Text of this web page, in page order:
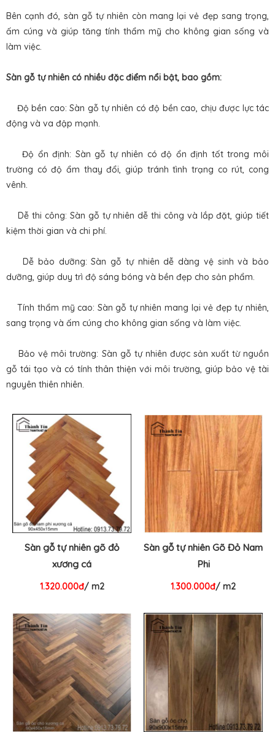
Bên cạnh đó, sàn gỗ tự nhiên còn mang lại vẻ đẹp sang trọng,
ấm cúng và giúp tăng tính thẩm mỹ cho không gian sống và
làm việc.
Sàn gỗ tự nhiên có nhiều đặc điểm nổi bật, bao gồm:
Độ bền cao: Sàn gỗ tự nhiên có độ bền cao, chịu được lực tác
động và va đập mạnh.
Độ ổn định: Sàn gỗ tự nhiên có độ ổn định tốt trong môi
trường có độ ẩm thay đổi, giúp tránh tình trạng co rút, cong
vênh.
Dễ thi công: Sàn gỗ tự nhiên dễ thi công và lắp đặt, giúp tiết
kiệm thời gian và chi phí.
Dễ bảo dưỡng: Sàn gỗ tự nhiên dễ dàng vệ sinh và bảo
dưỡng, giúp duy trì độ sáng bóng và bền đẹp cho sản phẩm.
Tính thẩm mỹ cao: Sàn gỗ tự nhiên mang lại vẻ đẹp tự nhiên,
sang trọng và ấm cúng cho không gian sống và làm việc.
Bảo vệ môi trường: Sàn gỗ tự nhiên được sản xuất từ nguồn
gỗ tái tạo và có tính thân thiện với môi trường, giúp bảo vệ tài
nguyên thiên nhiên.
Sàn gỗ tự nhiên gõ đỏ
xương cá
1.320.000đ/ m2
Sàn gỗ tự nhiên Gõ Đỏ Nam
Phi
1.300.000đ/ m2